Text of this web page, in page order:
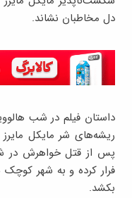
دل مخاطبان نشاند.
داستان فیلم در شب
ریشه‌های شر مایکل
فرار کرده و به شهر کوچک
بکشد.